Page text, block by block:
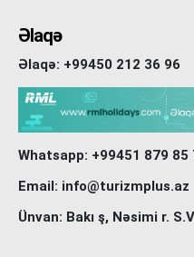
Əlaqə
Əlaqə: +99450 212 36 96
Whatsapp: +99451 879 85
Email: info@turizmplus.az
Ünvan: Bakı ş, Nəsimi r.